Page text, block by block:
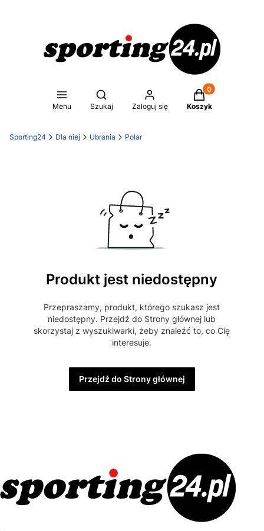
Menu
Otwórz wyszukiwarkę
Szukaj Zaloguj się
Produkty w
Koszyk
Sporting24 Dla niej Ubrania Polar
Produkt jest niedostępny
Przepraszamy, produkt, którego szukasz jest
niedostępny. Przejdź do Strony głównej lub
skorzystaj z wyszukiwarki, żeby znaleźć to, co Cię
interesuje.
Przejdź do Strony głównej